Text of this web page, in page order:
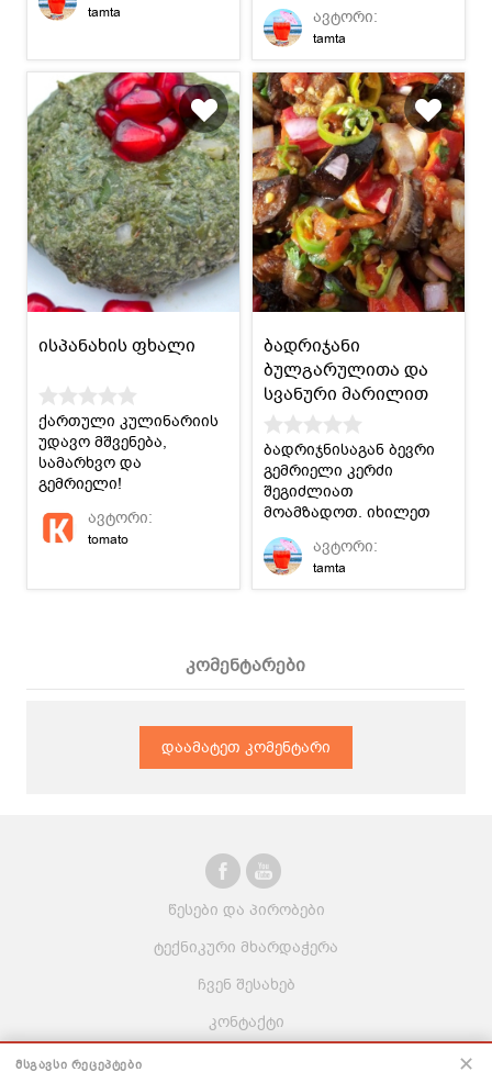
tamta
პოპულარულია.
ავტორი:
tamta
ისპანახის ფხალი
ქართული კულინარიის
უდავო მშვენება,
სამარხვო და
გემრიელი!
მოამზადეთ და
შეაფასეთ.
ავტორი:
tomato
ბადრიჯანი
ბულგარულითა და
სვანური მარილით
ბადრიჯნისაგან ბევრი
გემრიელი კერძი
შეგიძლიათ
მოამზადოთ. იხილეთ
ერთ-ერთი მათგანის
რეცეპტი.ავტორი:
tamta
კომენტარები
დაამატეთ კომენტარი
ᲛᲡᲒᲐᲕᲡᲘ ᲠᲔᲪᲔᲞᲢᲔᲑᲘ ✕
ჩვენ შესახებ
კონტაქტი
წესები და პირობები
ტექნიკური მხარდაჭერა